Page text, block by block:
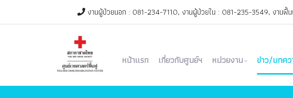
งานผู้ป่วยนอก : 081-234-7110, งานผู้ป่วยใน : 081-235-3549, งาน
หน้าแรก เกี่ยวกับศูนย์ฯ หน่วยงาน ข่าว/บทค